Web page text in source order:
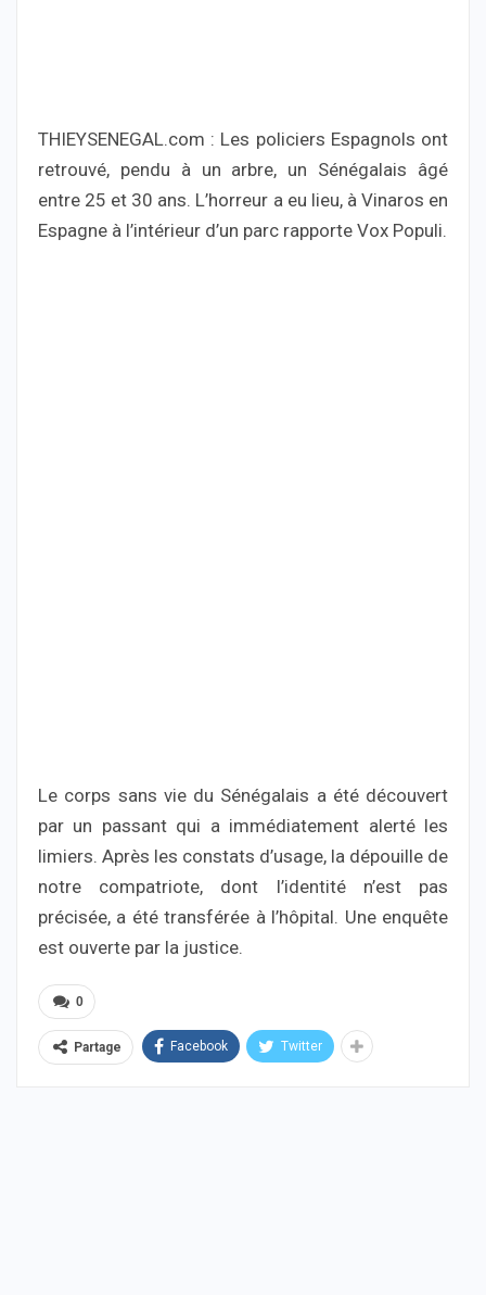
THIEYSENEGAL.com : Les policiers Espagnols ont
retrouvé, pendu à un arbre, un Sénégalais âgé
entre 25 et 30 ans. L’horreur a eu lieu, à Vinaros en
Espagne à l’intérieur d’un parc rapporte Vox Populi.
Le corps sans vie du Sénégalais a été découvert
par un passant qui a immédiatement alerté les
limiers. Après les constats d’usage, la dépouille de
notre compatriote, dont l’identité n’est pas
précisée, a été transférée à l’hôpital. Une enquête
est ouverte par la justice.
0
Partage Facebook Twitter